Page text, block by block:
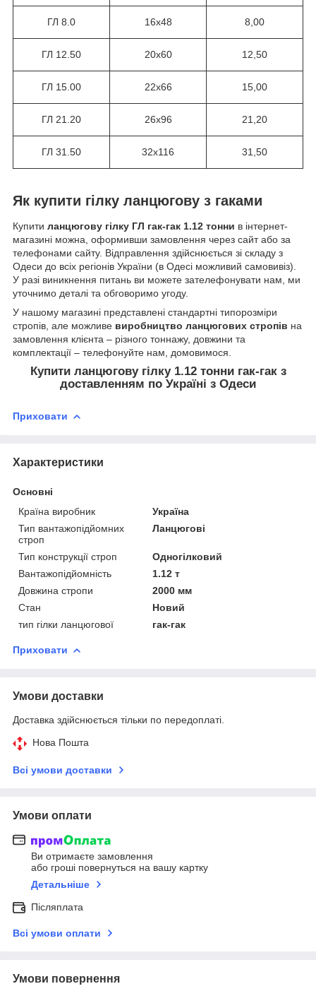
ГЛ 8.0 16х48 8,00
ГЛ 12.50 20х60 12,50
ГЛ 15.00 22х66 15,00
ГЛ 21.20 26х96 21,20
ГЛ 31.50 32х116 31,50
Як купити гілку ланцюгову з гаками
Купити ланцюгову гілку ГЛ гак-гак 1.12 тонни в інтернет-
магазині можна, оформивши замовлення через сайт або за
телефонами сайту. Відправлення здійснюється зі складу з
Одеси до всіх регіонів України (в Одесі можливий самовивіз).
У разі виникнення питань ви можете зателефонувати нам, ми
уточнимо деталі та обговоримо угоду.
У нашому магазині представлені стандартні типорозміри
стропів, але можливе виробництво ланцюгових стропів на
замовлення клієнта – різного тоннажу, довжини та
комплектації – телефонуйте нам, домовимося.
Купити ланцюгову гілку 1.12 тонни гак-гак з
доставленням по Україні з Одеси
Приховати
Характеристики
Основні
Країна виробник
Україна
Тип вантажопідйомних
строп
Ланцюгові
Тип конструкції строп
Одногілковий
Вантажопідйомність
1.12 т
Довжина стропи
2000 мм
Стан
Новий
тип гілки ланцюгової
гак-гак
Приховати
Умови доставки
Доставка здійснюється тільки по передоплаті.
Нова Пошта
Всі умови доставки
Умови оплати
Ви отримаєте замовлення
або гроші повернуться на вашу картку
Детальніше
Післяплата
Всі умови оплати
Умови повернення